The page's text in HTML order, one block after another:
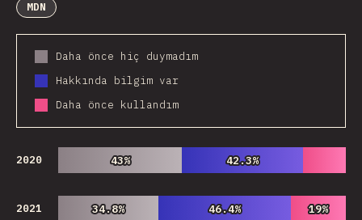
MDN
Daha önce hiç duymadım
Hakkında bilgim var
Daha önce kullandım
2020 43%
43% 42.3%
42.3%
2021 34.8%
34.8% 46.4%
46.4% 19%
19%